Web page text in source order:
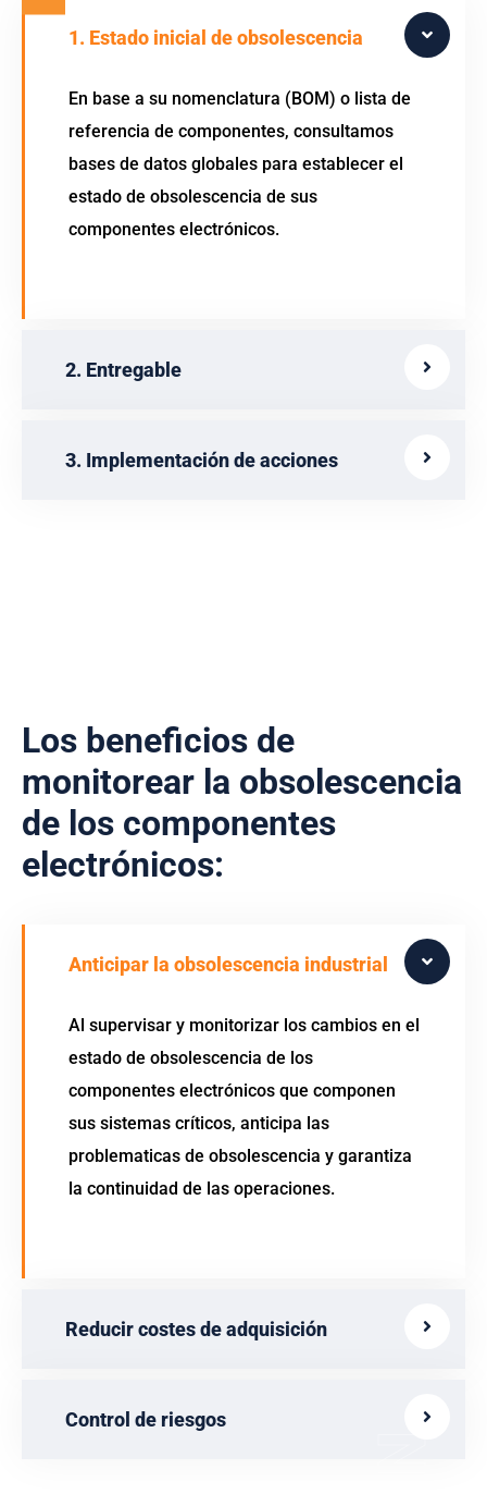
1. Estado inicial de obsolescencia
En base a su nomenclatura (BOM) o lista de
referencia de componentes, consultamos
bases de datos globales para establecer el
estado de obsolescencia de sus
componentes electrónicos.
2. Entregable
3. Implementación de acciones
Los beneficios de
monitorear la obsolescencia
de los componentes
electrónicos:
Anticipar la obsolescencia industrial
Al supervisar y monitorizar los cambios en el
estado de obsolescencia de los
componentes electrónicos que componen
sus sistemas críticos, anticipa las
problematicas de obsolescencia y garantiza
la continuidad de las operaciones.
Reducir costes de adquisición
Control de riesgos